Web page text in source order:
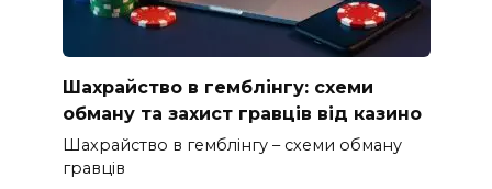
Шахрайство в гемблінгу: схеми
обману та захист гравців від казино
Шахрайство в гемблінгу – схеми обману
гравців